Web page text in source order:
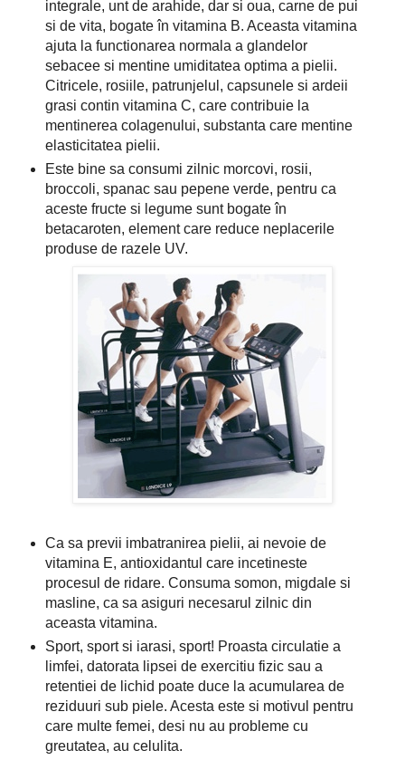
integrale, unt de arahide, dar si oua, carne de pui
si de vita, bogate în vitamina B. Aceasta vitamina
ajuta la functionarea normala a glandelor
sebacee si mentine umiditatea optima a pielii.
Citricele, rosiile, patrunjelul, capsunele si ardeii
grasi contin vitamina C, care contribuie la
mentinerea colagenului, substanta care mentine
elasticitatea pielii.
Este bine sa consumi zilnic morcovi, rosii,
broccoli, spanac sau pepene verde, pentru ca
aceste fructe si legume sunt bogate în
betacaroten, element care reduce neplacerile
produse de razele UV.
Ca sa previi imbatranirea pielii, ai nevoie de
vitamina E, antioxidantul care incetineste
procesul de ridare. Consuma somon, migdale si
masline, ca sa asiguri necesarul zilnic din
aceasta vitamina.
Sport, sport si iarasi, sport! Proasta circulatie a
limfei, datorata lipsei de exercitiu fizic sau a
retentiei de lichid poate duce la acumularea de
reziduuri sub piele. Acesta este si motivul pentru
care multe femei, desi nu au probleme cu
greutatea, au celulita.